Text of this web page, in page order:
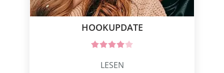
HOOKUPDATE
LESEN